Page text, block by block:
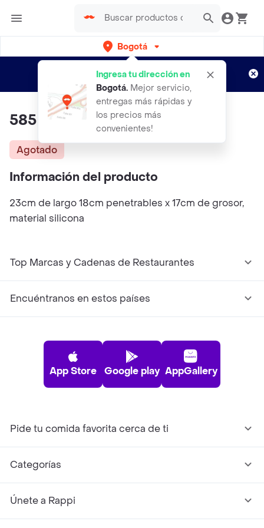
Bogotá
Ingresa tu dirección en
Bogotá. Mejor servicio,
entregas más rápidas y
los precios más
convenientes!
envíos gratis por semanas
Aplican TyC
585 Consolador Tentáculo
Agotado
Información del producto
23cm de largo 18cm penetrables x 17cm de grosor,
material silicona
Top Marcas y Cadenas de Restaurantes
Encuéntranos en estos países
App Store Google play AppGallery
Pide tu comida favorita cerca de ti
Categorías
Únete a Rappi